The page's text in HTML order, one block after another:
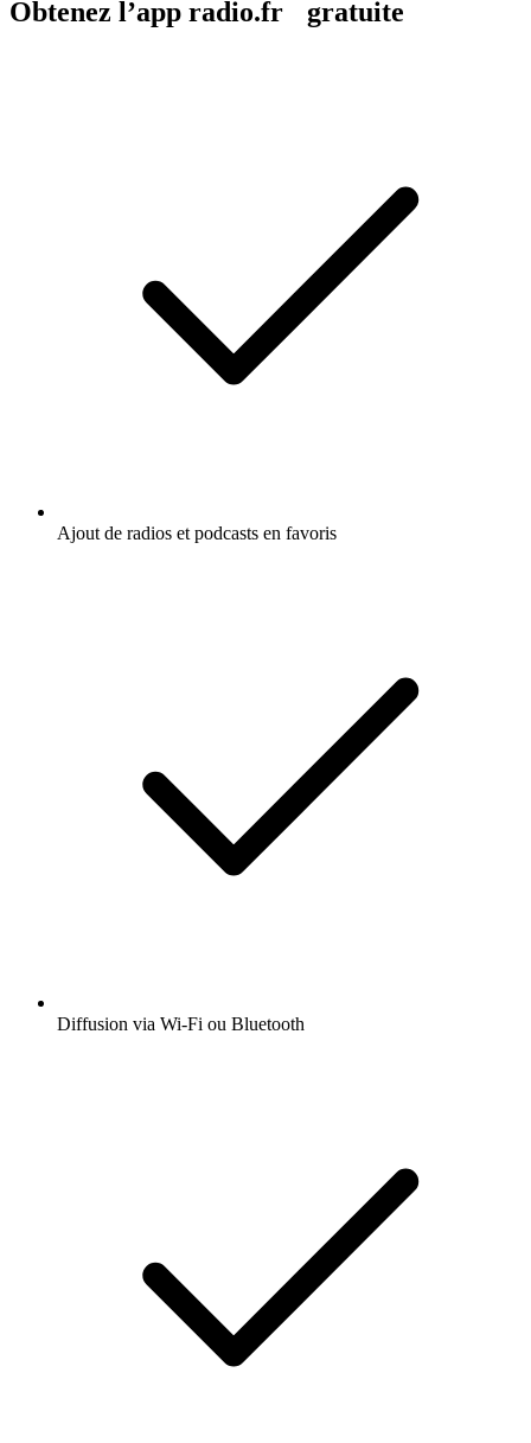
Obtenez l’app radio.fr gratuite
Ajout de radios et podcasts en favoris
Diffusion via Wi-Fi ou Bluetooth